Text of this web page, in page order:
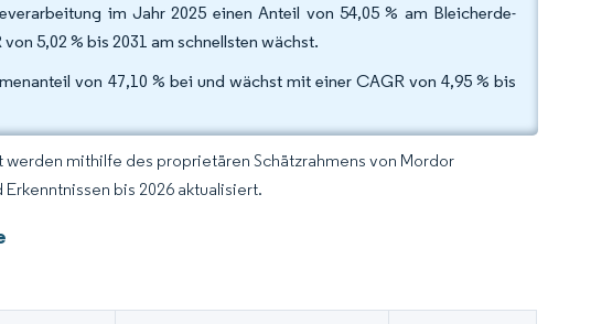
im Jahr 2025 einen Anteil von 54,05 % am Bleicherde-
5,02 % bis 2031 am schnellsten wächst.
von 47,10 % bei und wächst mit einer CAGR von 4,95 % bis
mithilfe des proprietären Schätzrahmens von Mordor
bis 2026 aktualisiert.